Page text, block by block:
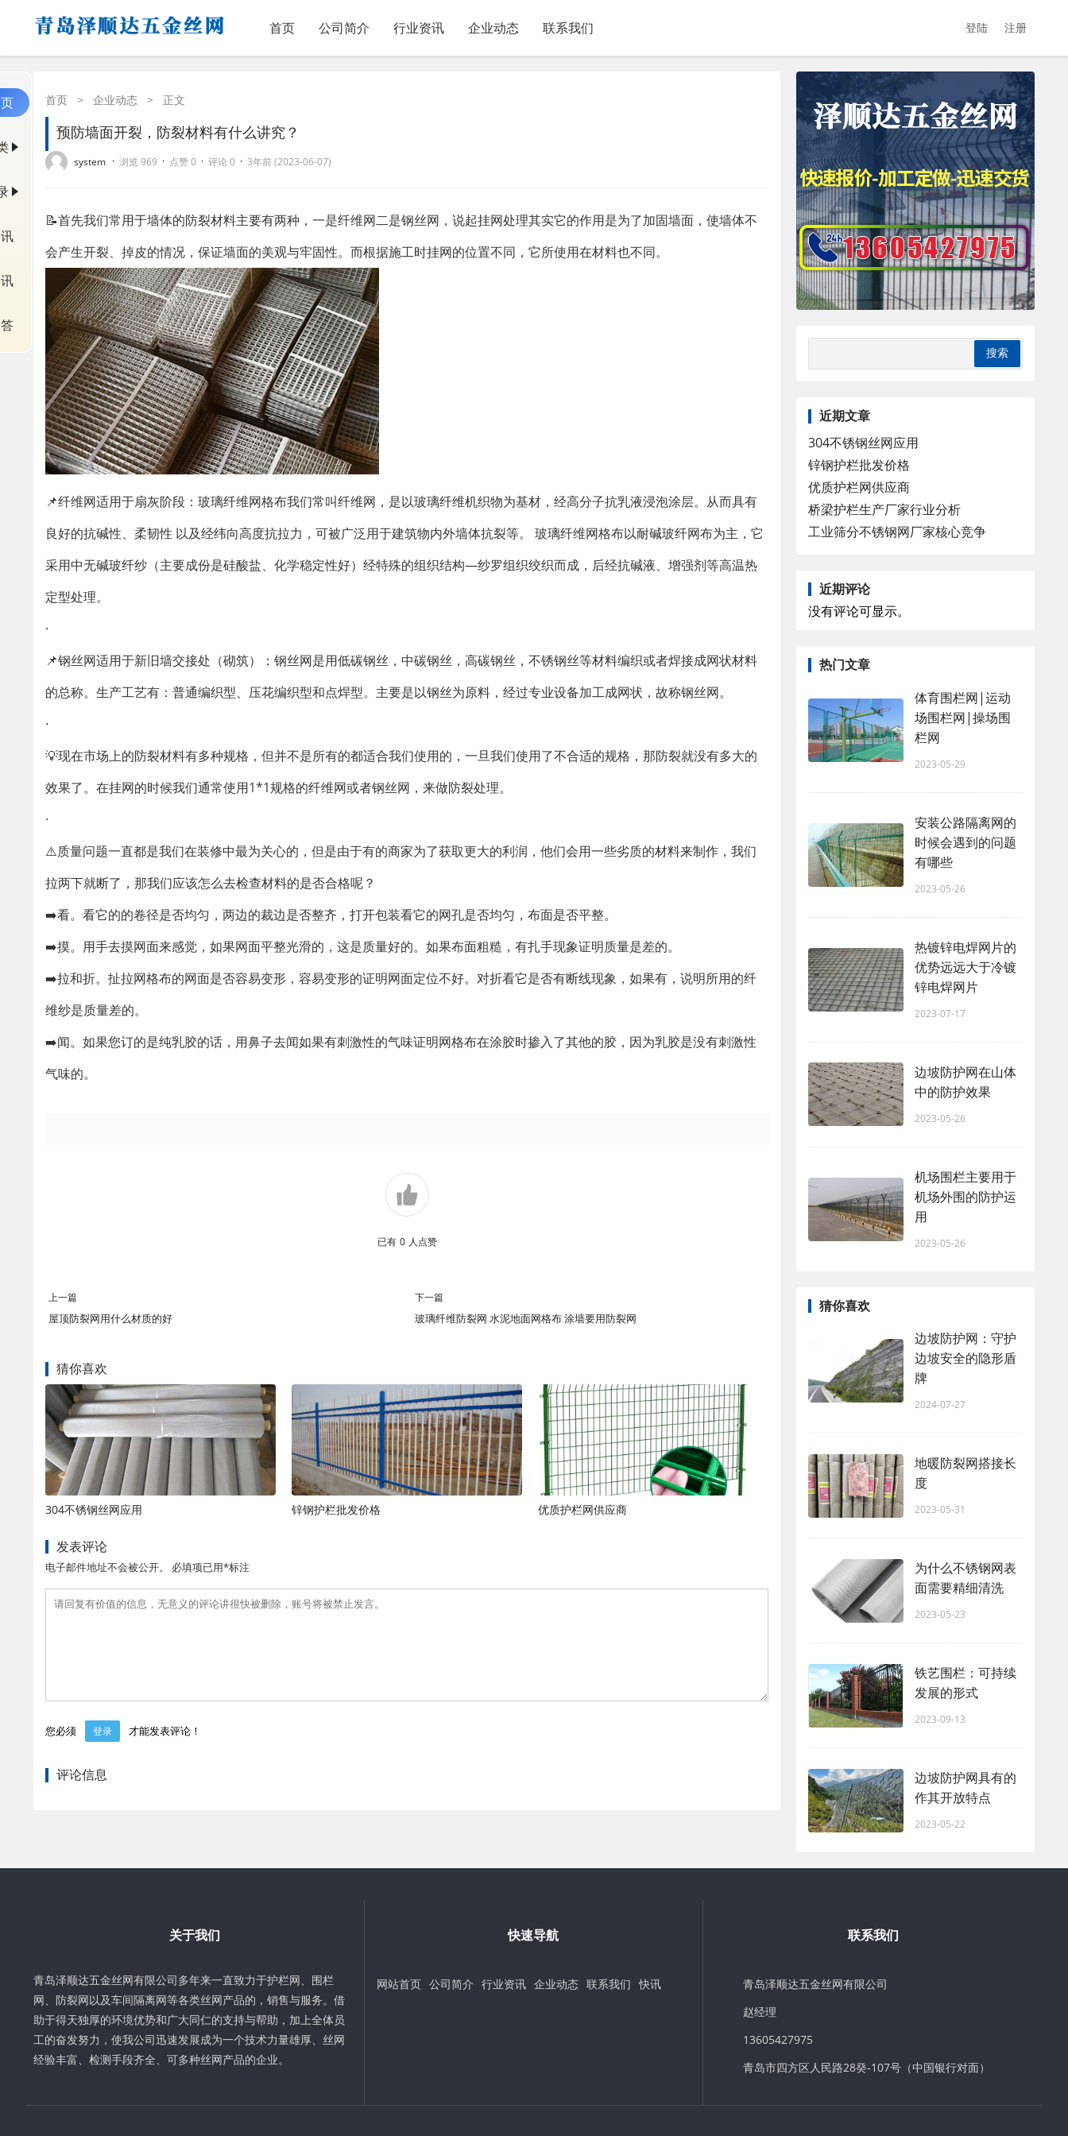
首页 公司简介 行业资讯 企业动态 联系我们 登陆 注册
首页 > 企业动态 > 正文
预防墙面开裂，防裂材料有什么讲究？
system · 浏览 969 · 点赞 0 · 评论 0 · 3年前 (2023-06-07)
📝首先我们常用于墙体的防裂材料主要有两种，一是纤维网二是钢丝网，说起挂网处理其实它的作用是为了加固墙面，使墙体不
会产生开裂、掉皮的情况，保证墙面的美观与牢固性。而根据施工时挂网的位置不同，它所使用在材料也不同。
📌纤维网适用于扇灰阶段：玻璃纤维网格布我们常叫纤维网，是以玻璃纤维机织物为基材，经高分子抗乳液浸泡涂层。从而具有
良好的抗碱性、柔韧性 以及经纬向高度抗拉力，可被广泛用于建筑物内外墙体抗裂等。 玻璃纤维网格布以耐碱玻纤网布为主，它
采用中无碱玻纤纱（主要成份是硅酸盐、化学稳定性好）经特殊的组织结构—纱罗组织绞织而成，后经抗碱液、增强剂等高温热
定型处理。
·
📌钢丝网适用于新旧墙交接处（砌筑）：钢丝网是用低碳钢丝，中碳钢丝，高碳钢丝，不锈钢丝等材料编织或者焊接成网状材料
的总称。生产工艺有：普通编织型、压花编织型和点焊型。主要是以钢丝为原料，经过专业设备加工成网状，故称钢丝网。
·
💡现在市场上的防裂材料有多种规格，但并不是所有的都适合我们使用的，一旦我们使用了不合适的规格，那防裂就没有多大的
效果了。在挂网的时候我们通常使用1*1规格的纤维网或者钢丝网，来做防裂处理。
·
⚠️质量问题一直都是我们在装修中最为关心的，但是由于有的商家为了获取更大的利润，他们会用一些劣质的材料来制作，我们
拉两下就断了，那我们应该怎么去检查材料的是否合格呢？
➡️看。看它的的卷径是否均匀，两边的裁边是否整齐，打开包装看它的网孔是否均匀，布面是否平整。
➡️摸。用手去摸网面来感觉，如果网面平整光滑的，这是质量好的。如果布面粗糙，有扎手现象证明质量是差的。
➡️拉和折。扯拉网格布的网面是否容易变形，容易变形的证明网面定位不好。对折看它是否有断线现象，如果有，说明所用的纤
维纱是质量差的。
➡️闻。如果您订的是纯乳胶的话，用鼻子去闻如果有刺激性的气味证明网格布在涂胶时掺入了其他的胶，因为乳胶是没有刺激性
气味的。
已有 0 人点赞
上一篇
屋顶防裂网用什么材质的好
下一篇
玻璃纤维防裂网 水泥地面网格布 涂墙要用防裂网
猜你喜欢
304不锈钢丝网应用 锌钢护栏批发价格 优质护栏网供应商
发表评论
电子邮件地址不会被公开。 必填项已用*标注
您必须 登录 才能发表评论！
评论信息
近期文章
304不锈钢丝网应用
锌钢护栏批发价格
优质护栏网供应商
桥梁护栏生产厂家行业分析
工业筛分不锈钢网厂家核心竞争
近期评论
没有评论可显示。
热门文章
体育围栏网|运动
场围栏网|操场围
栏网
2023-05-29
安装公路隔离网的
时候会遇到的问题
有哪些
2023-05-26
热镀锌电焊网片的
优势远远大于冷镀
锌电焊网片
2023-07-17
边坡防护网在山体
中的防护效果
2023-05-26
机场围栏主要用于
机场外围的防护运
用
2023-05-26
猜你喜欢
边坡防护网：守护
边坡安全的隐形盾
牌
2024-07-27
地暖防裂网搭接长
度
2023-05-31
为什么不锈钢网表
面需要精细清洗
2023-05-23
铁艺围栏：可持续
发展的形式
2023-09-13
边坡防护网具有的
作其开放特点
2023-05-22
关于我们
青岛泽顺达五金丝网有限公司多年来一直致力于护栏网、围栏
网、防裂网以及车间隔离网等各类丝网产品的，销售与服务。借
助于得天独厚的环境优势和广大同仁的支持与帮助，加上全体员
工的奋发努力，使我公司迅速发展成为一个技术力量雄厚、丝网
经验丰富、检测手段齐全、可多种丝网产品的企业。
快速导航
网站首页 公司简介 行业资讯 企业动态 联系我们 快讯
联系我们
青岛泽顺达五金丝网有限公司
赵经理
13605427975
青岛市四方区人民路28癸-107号（中国银行对面）